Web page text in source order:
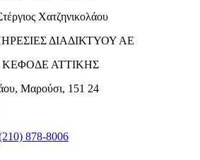
Χατζηνικολάου
ΔΙΑΔΙΚΤΥΟΥ ΑΕ
ΚΕΦΟΔΕ ΑΤΤΙΚΗΣ
Μαρούσι, 151 24
878-8006